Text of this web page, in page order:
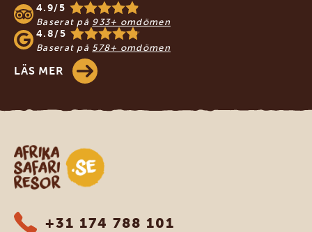
4.9/5
Baserat på 933+ omdömen
4.8/5
Baserat på 578+ omdömen
LÄS MER
Safari-resor i Afrika
+31 174 788 101